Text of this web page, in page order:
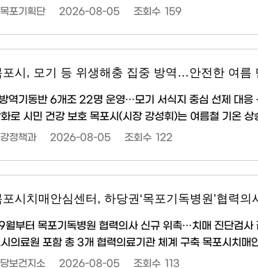
완 목포시의회 의장은 5일 목포대학교·순천대학교 대학
포기획단 2026-08-05 조회수 159
포시, 모기 등 위생해충 집중 방역…안전한 여름
역기동반 6개조 22명 운영…모기 서식지 중심 선제 대응
민 건강 보호 목포시(시장 강성휘)는 여름철 기온 상승과 장마 이후 증가하는 모기
위생해충으로 인한 감염병 발생을 예방하고 시민 건강을 보
정책과 2026-08-05 조회수 122
포시치매안심센터, 하당권‘목포기독병원’협력의
월부터 목포기독병원 협력의사 신규 위촉…치매 진단검사
의료원 포함 총 3개 협력의료기관 체계 구축 목포시치매안심센터는 치매 환자와 가족의
검사 접근성을 높이기 위해 오는 9월부터 목포기독병원
보건지소 2026-08-05 조회수 113